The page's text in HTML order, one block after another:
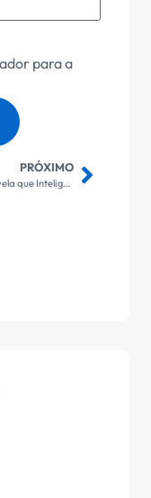
para a
PRÓXIMO
Unesco Revela que Inteligência Artificial Pode Reduzir em Até 24% as Receitas da Indústria Musical